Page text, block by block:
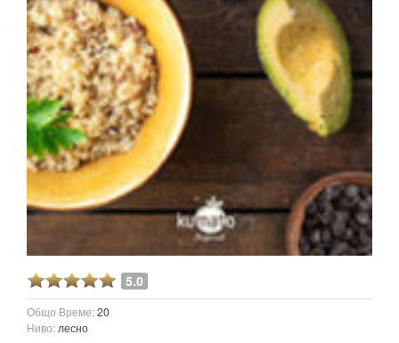
5.0
Общо Време:20
Ниво: лесно